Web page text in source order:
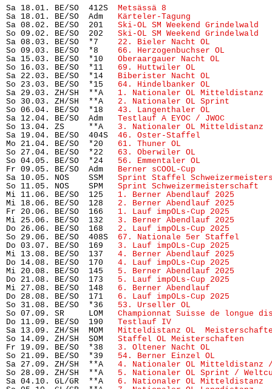
Sa 18.01. BE/SO  412S Metsässä 8
Sa 18.01. BE/SO  Adm
Kärteler-Tagung
Sa 08.02. BE/SO  201 Ski-OL SM Weekend Grindelwald
So 09.02. BE/SO  202 Ski-OL SM Weekend Grindelwald
Sa 08.03. BE/SO  *7 22. Bieler Nacht OL
So 09.03. BE/SO  *8 66. Herzogenbuchser OL
Sa 15.03. BE/SO  *10 Oberaargauer Nacht OL
So 16.03. BE/SO  *11 69. Huttwiler OL
Sa 22.03. BE/SO  *14
Biberister Nacht OL
So 23.03. BE/SO  *15 64. Hindelbanker OL
Sa 29.03. ZH/SH  **A 1. Nationaler OL Mitteldistanz
So 30.03. ZH/SH  **A 2. Nationaler OL Sprint
So 06.04. BE/SO  *18 43. Langenthaler OL
Sa 12.04. BE/SO  Adm Testlauf A EYOC / JWOC
So 13.04. ZS     **A 3. Nationaler OL Mitteldistanz
Sa 19.04. BE/SO  404S 46. Oster-Staffel
Mo 21.04. BE/SO  *20 61. Thuner OL
So 27.04. BE/SO  *22 63. Oberwiler OL
So 04.05. BE/SO  *24 56. Emmentaler OL
Fr 09.05. BE/SO  Adm
Berner sCOOL-Cup
Sa 10.05. NOS    SSM Sprint Staffel
So 11.05. NOS    SPM Sprint Schweizermeisterschaft
Mi 11.06. BE/SO  125 1. Berner Abendlauf 2025
Mi 18.06. BE/SO  128 2. Berner Abendlauf 2025
Fr 20.06. BE/SO  166 1. Lauf impOLs-Cup 2025
Mi 25.06. BE/SO  132 3. Berner Abendlauf 2025
Do 26.06. BE/SO  168 2. Lauf impOLs-Cup 2025
So 29.06. BE/SO  408S 67. Nationale 5er Staffel
Do 03.07. BE/SO  169 3. Lauf impOLs-Cup 2025
Mi 13.08. BE/SO  137 4. Berner Abendlauf 2025
Do 14.08. BE/SO  170 4. Lauf impOLs-Cup 2025
Mi 20.08. BE/SO  145 5. Berner Abendlauf 2025
Do 21.08. BE/SO  173 5. Lauf impOLs-Cup 2025
Mi 27.08. BE/SO  148 6. Berner Abendlauf
Do 28.08. BE/SO  171 6. Lauf impOLs-Cup 2025
So 31.08. BE/SO  *36 53. Urseller OL
So 07.09. SR     LOM Championnat Suisse de longue
Do 11.09. BE/SO  190 Testlauf IV
Sa 13.09. ZH/SH  MOM Mitteldistanz OL
So 14.09. ZH/SH  SOM Staffel OL Meisterschaften
Fr 19.09. BE/SO  *38 3. Oltener Nacht OL
So 21.09. BE/SO  *39 54. Berner Einzel OL
Sa 27.09. ZH/SH  **A 4. Nationaler OL Mitteldistanz /
So 28.09. ZH/SH  **A 5. Nationaler OL Sprint /
Sa 04.10. GL/GR  **A 6. Nationaler OL Mitteldistanz